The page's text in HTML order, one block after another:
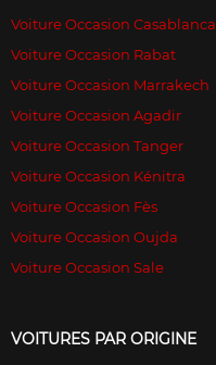
Voiture Occasion Casablanca
Voiture Occasion Rabat
Voiture Occasion Marrakech
Voiture Occasion Agadir
Voiture Occasion Tanger
Voiture Occasion Kénitra
Voiture Occasion Fès
Voiture Occasion Oujda
Voiture Occasion Sale
VOITURES PAR ORIGINE